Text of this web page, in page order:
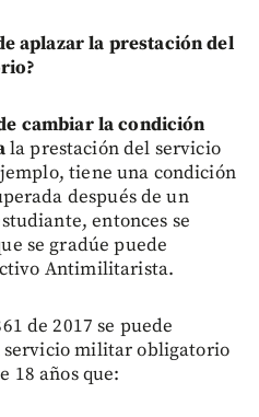
aplazar la prestación del
cambiar la condición
la prestación del servicio
tiene una condición
después de un
entonces se
se gradúe puede
Antimilitarista.
de 2017 se puede
servicio militar obligatorio
18 años que: